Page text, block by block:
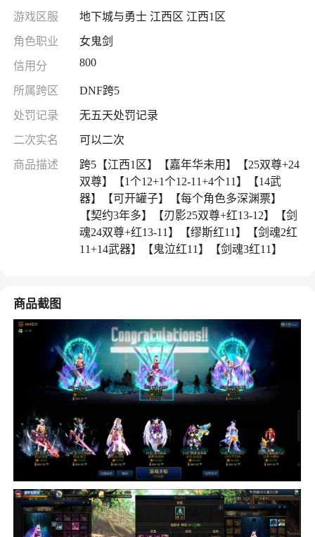
游戏区服 地下城与勇士 江西区 江西1区
角色职业 女鬼剑
信用分 800
所属跨区 DNF跨5
处罚记录 无五天处罚记录
二次实名 可以二次
商品描述
跨5【江西1区】【嘉年华未用】【25双尊+24
双尊】【1个12+1个12-11+4个11】【14武
器】【可开罐子】【每个角色多深渊票】
【契约3年多】【刃影25双尊+红13-12】【剑
魂24双尊+红13-11】【缪斯红11】【剑魂2红
11+14武器】【鬼泣红11】【剑魂3红11】
商品截图